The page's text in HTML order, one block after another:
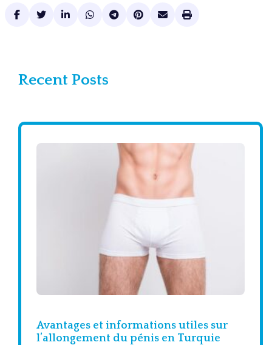
Recent Posts
Avantages et informations utiles sur
l’allongement du pénis en Turquie